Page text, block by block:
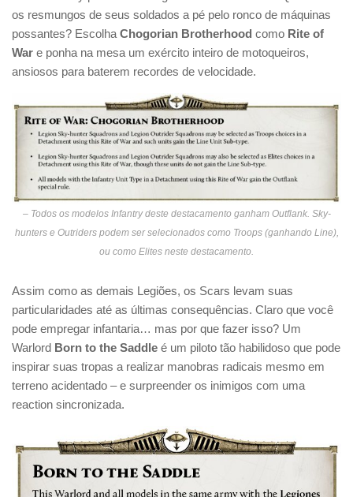
os resmungos de seus soldados a pé pelo ronco de máquinas
possantes? Escolha Chogorian Brotherhood como Rite of
War e ponha na mesa um exército inteiro de motoqueiros,
ansiosos para baterem recordes de velocidade.
– Todos os modelos Infantry deste destacamento ganham Outflank. Sky-
hunters e Outriders podem ser selecionados como Troops (ganhando Line),
ou como Elites neste destacamento.
Assim como as demais Legiões, os Scars levam suas
particularidades até as últimas consequências. Claro que você
pode empregar infantaria… mas por que fazer isso? Um
Warlord Born to the Saddle é um piloto tão habilidoso que pode
inspirar suas tropas a realizar manobras radicais mesmo em
terreno acidentado – e surpreender os inimigos com uma
reaction sincronizada.